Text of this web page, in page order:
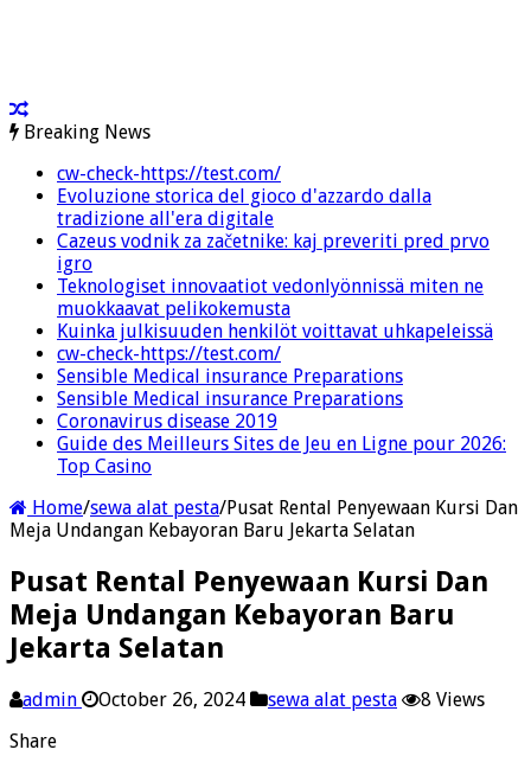
Breaking News
cw-check-https://test.com/
Evoluzione storica del gioco d'azzardo dalla
tradizione all'era digitale
Cazeus vodnik za začetnike: kaj preveriti pred prvo
igro
Teknologiset innovaatiot vedonlyönnissä miten ne
muokkaavat pelikokemusta
Kuinka julkisuuden henkilöt voittavat uhkapeleissä
cw-check-https://test.com/
Sensible Medical insurance Preparations
Sensible Medical insurance Preparations
Coronavirus disease 2019
Guide des Meilleurs Sites de Jeu en Ligne pour 2026:
Top Casino
Home/sewa alat pesta/Pusat Rental Penyewaan Kursi Dan
Meja Undangan Kebayoran Baru Jekarta Selatan
Pusat Rental Penyewaan Kursi Dan
Meja Undangan Kebayoran Baru
Jekarta Selatan
admin October 26, 2024 sewa alat pesta
8 Views
Share